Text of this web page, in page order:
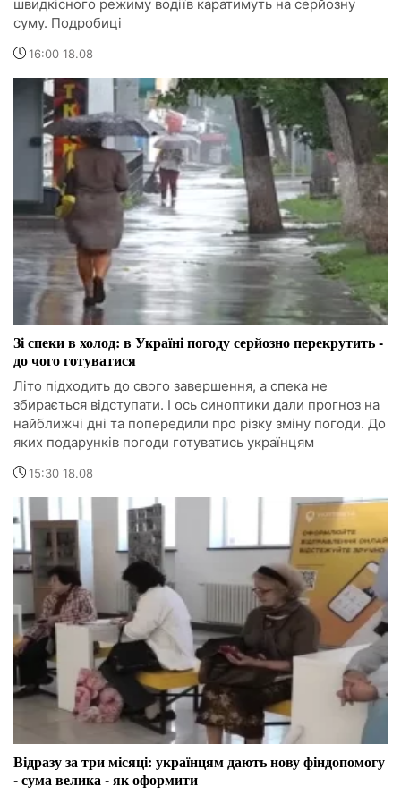
швидкісного режиму водіїв каратимуть на серйозну
суму. Подробиці
16:00 18.08
Зі спеки в холод: в Україні погоду серйозно перекрутить -
до чого готуватися
Літо підходить до свого завершення, а спека не
збирається відступати. І ось синоптики дали прогноз на
найближчі дні та попередили про різку зміну погоди. До
яких подарунків погоди готуватись українцям
15:30 18.08
Відразу за три місяці: українцям дають нову фіндопомогу
- сума велика - як оформити